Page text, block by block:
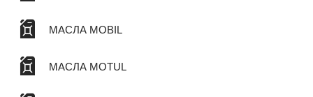
МАСЛА MOBIL
МАСЛА MOTUL